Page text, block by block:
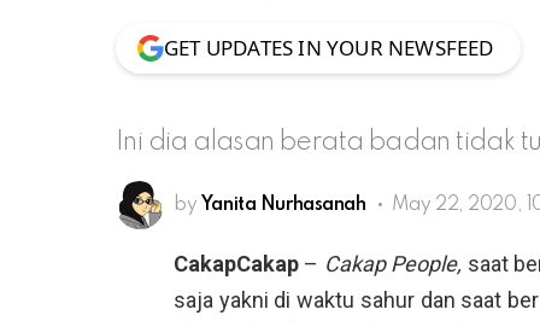
GET UPDATES IN YOUR NEWSFEED
Ini dia alasan berata badan tidak
by Yanita Nurhasanah May 22, 2020,
CakapCakap – Cakap People, saat
saja yakni di waktu sahur dan saat